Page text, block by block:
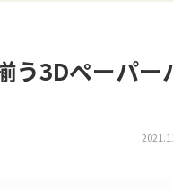
う3Dペーパー